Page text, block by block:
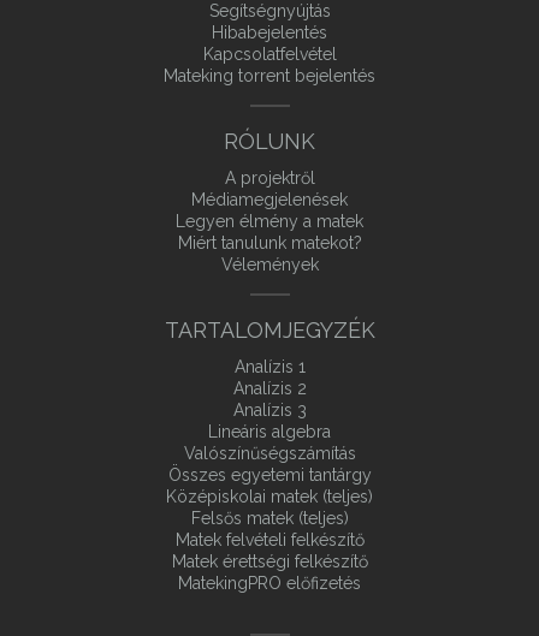
Segítségnyújtás
Hibabejelentés
Kapcsolatfelvétel
Mateking torrent bejelentés
RÓLUNK
A projektről
Médiamegjelenések
Legyen élmény a matek
Miért tanulunk matekot?
Vélemények
TARTALOMJEGYZÉK
Analízis 1
Analízis 2
Analízis 3
Lineáris algebra
Valószínűségszámítás
Összes egyetemi tantárgy
Középiskolai matek (teljes)
Felsős matek (teljes)
Matek felvételi felkészítő
Matek érettségi felkészítő
MatekingPRO előfizetés